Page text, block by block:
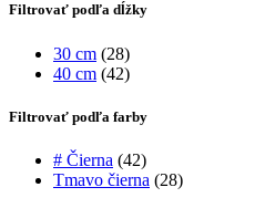
Filtrovať podľa dĺžky
30 cm (28)
40 cm (42)
Filtrovať podľa farby
# Čierna (42)
Tmavo čierna (28)